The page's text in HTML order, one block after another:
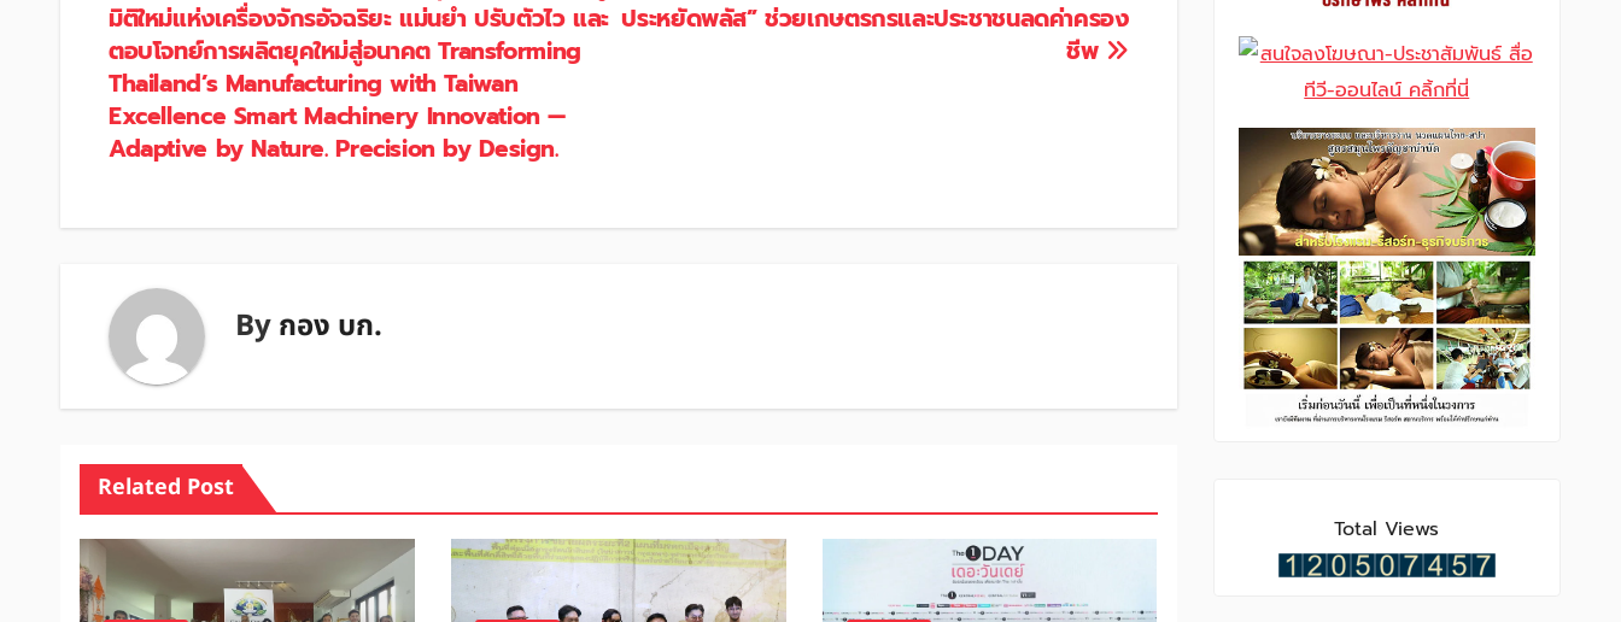
เรื่อง
ประหยัดพลัส” ช่วยเกษตรกรและประชาชนลดค่าครอง
ชีพ
มิติใหม่แห่งเครื่องจักรอัจฉริยะ แม่นยำ ปรับตัวไว และ
ตอบโจทย์การผลิตยุคใหม่สู่อนาคต Transforming
Thailand’s Manufacturing with Taiwan
Excellence Smart Machinery Innovation —
Adaptive by Nature. Precision by Design.
Byกอง บก.
Related Post
Total Views